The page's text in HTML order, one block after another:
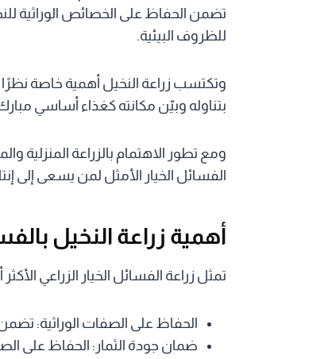
تضمن الحفاظ على الخصائص الوراثية
للظروف البيئية.
وتكتسب زراعة النخيل أهمية خاصة نظرًا
بتناوله وبيّن مكانته كغذاء أساسي
ومع تطور الاهتمام بالزراعة المنزلية
الفسائل الخيار الأمثل لمن يسعى إلى
أهمية زراعة النخيل
تمثل زراعة الفسائل الخيار الزراعي
الحفاظ على الصفات الوراثية:
ضمان جودة الثمار: الحفاظ على